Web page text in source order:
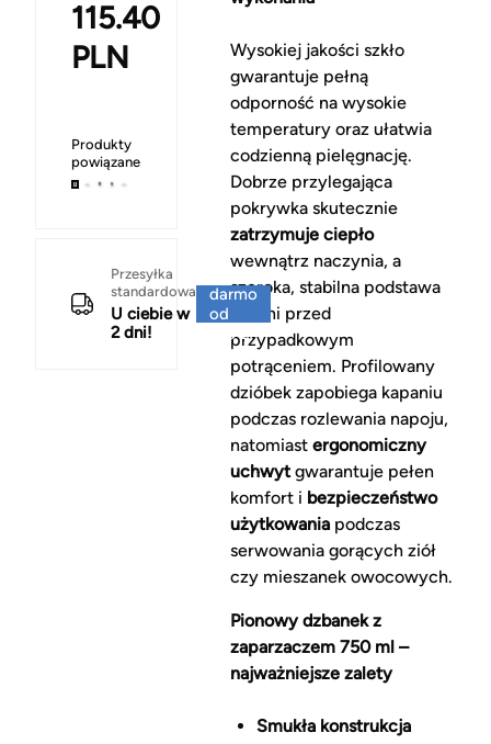
115.40
PLN
Produkty
powiązane
Przesyłka
standardowa
U ciebie w
2 dni!
darmo
od
150 zł
Wysokiej jakości szkło
gwarantuje pełną
odporność na wysokie
temperatury oraz ułatwia
codzienną pielęgnację.
Dobrze przylegająca
pokrywka skutecznie
zatrzymuje ciepło
wewnątrz naczynia, a
szeroka, stabilna podstawa
chroni przed
przypadkowym
potrąceniem. Profilowany
dzióbek zapobiega kapaniu
podczas rozlewania napoju,
natomiast ergonomiczny
uchwytgwarantuje pełen
komfort i bezpieczeństwo
użytkowaniapodczas
serwowania gorących ziół
czy mieszanek owocowych.
Pionowy dzbanek z
zaparzaczem 750 ml –
najważniejsze zalety
Smukła konstrukcja